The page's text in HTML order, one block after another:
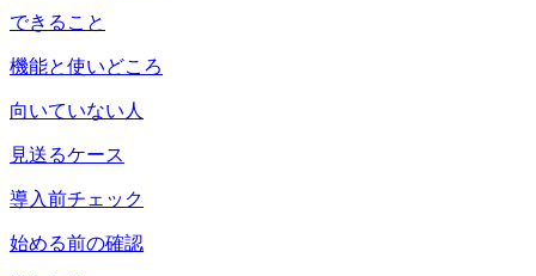
できること
機能と使いどころ
向いていない人
見送るケース
導入前チェック
始める前の確認